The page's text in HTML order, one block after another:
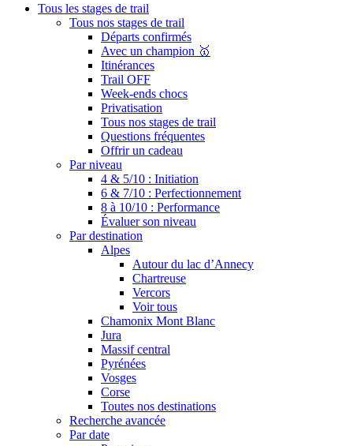
Tous les stages de trail
Tous nos stages de trail
Départs confirmés
Avec un champion 🥇
Itinérances
Trail OFF
Week-ends chocs
Privatisation
Tous nos stages de trail
Questions fréquentes
Offrir un cadeau
Par niveau
4 & 5/10 : Initiation
6 & 7/10 : Perfectionnement
8 à 10/10 : Performance
Évaluer son niveau
Par destination
Alpes
Autour du lac d’Annecy
Chartreuse
Vercors
Voir tous
Chamonix Mont Blanc
Jura
Massif central
Pyrénées
Vosges
Corse
Toutes nos destinations
Recherche avancée
Par date